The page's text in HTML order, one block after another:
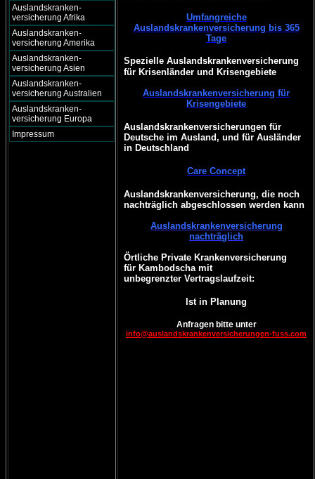
Auslandskranken-
versicherung Afrika
Auslandskranken-
versicherung Amerika
Auslandskranken-
versicherung Asien
Auslandskranken-
versicherung Australien
Auslandskranken-
versicherung Europa
Impressum
Umfangreiche
Auslandskrankenversicherung bis 365
Tage
Spezielle Auslandskrankenversicherung
für Krisenländer und Krisengebiete
Auslandskrankenversicherung für
Krisengebiete
Auslandskrankenversicherungen für
Deutsche im Ausland, und für Ausländer
in Deutschland
Care Concept
Auslandskrankenversicherung, die noch
nachträglich abgeschlossen werden kann
Auslandskrankenversicherung
nachträglich
Örtliche Private Krankenversicherung
für Kambodscha mit
unbegrenzter Vertragslaufzeit:
Ist in Planung
Anfragen bitte unter
info@auslandskrankenversicherungen-fuss.com